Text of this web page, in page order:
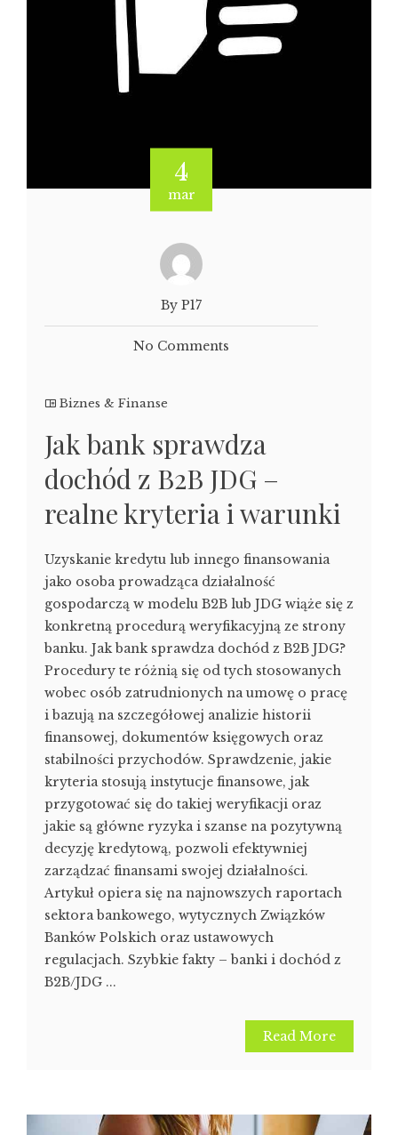
4
mar
By P17
No Comments
Biznes & Finanse
Jak bank sprawdza
dochód z B2B JDG –
realne kryteria i warunki
Uzyskanie kredytu lub innego finansowania
jako osoba prowadząca działalność
gospodarczą w modelu B2B lub JDG wiąże się z
konkretną procedurą weryfikacyjną ze strony
banku. Jak bank sprawdza dochód z B2B JDG?
Procedury te różnią się od tych stosowanych
wobec osób zatrudnionych na umowę o pracę
i bazują na szczegółowej analizie historii
finansowej, dokumentów księgowych oraz
stabilności przychodów. Sprawdzenie, jakie
kryteria stosują instytucje finansowe, jak
przygotować się do takiej weryfikacji oraz
jakie są główne ryzyka i szanse na pozytywną
decyzję kredytową, pozwoli efektywniej
zarządzać finansami swojej działalności.
Artykuł opiera się na najnowszych raportach
sektora bankowego, wytycznych Związków
Banków Polskich oraz ustawowych
regulacjach. Szybkie fakty – banki i dochód z
B2B/JDG ...
Read More